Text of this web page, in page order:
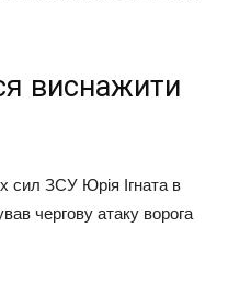
виснажити
сил ЗСУ Юрія Ігната в
чергову атаку ворога